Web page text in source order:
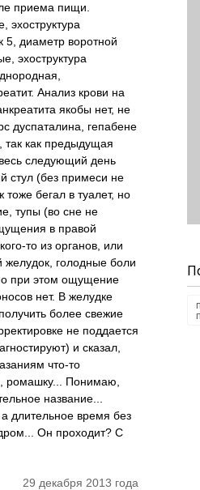
приема пищи.
эхоструктура
5, диаметр воротной
эхоструктура
Анализ крови на
якобы нет, не
дуспаталина, гепабене
так как предыдущая
следующий день
стул (без примеси не
бегал в туалет, но
тупы (во сне не
в правой
то из органов, или
желудок, голодные боли
при этом ощущение
нет. В желудке
более свежие
не поддается
и сказал,
что-то
ромашку... Понимаю,
название...
длительное время без
Он проходит? С
29 декабря 2013 года